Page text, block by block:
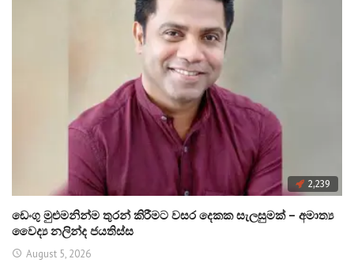
2,239
ඩෙංගු මුළුමනින්ම තුරන් කිරීමට වසර දෙකක සැලසුමක් – අමාත්‍ය
වෛද්‍ය නලින්ද ජයතිස්ස
August 5, 2026